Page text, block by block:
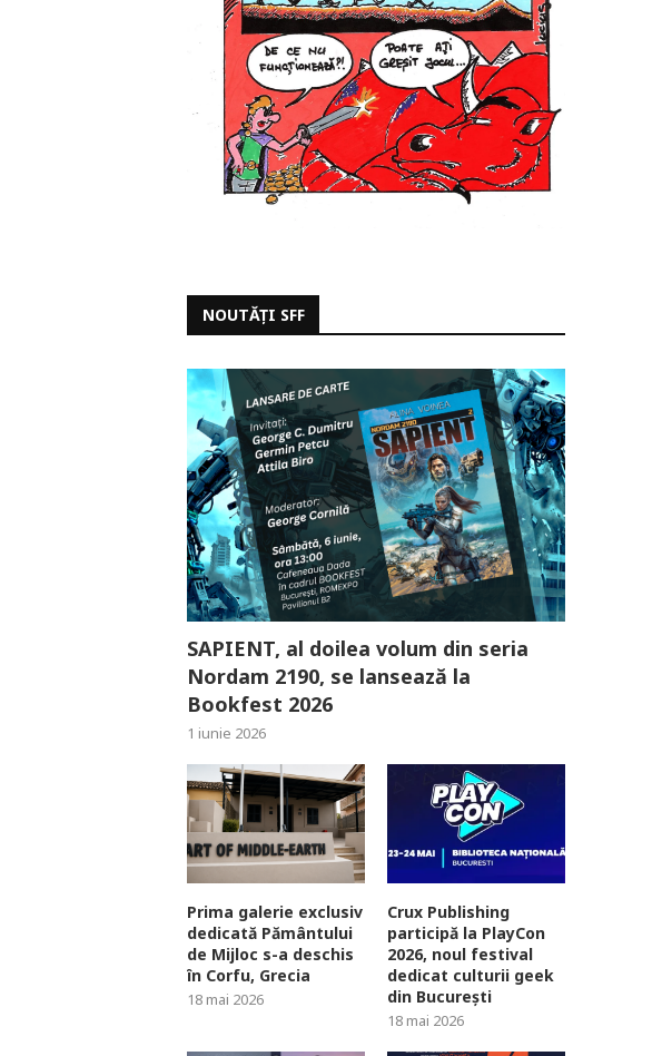
NOUTĂȚI SFF
SAPIENT, al doilea volum din seria
Nordam 2190, se lansează la
Bookfest 2026
1 iunie 2026
Prima galerie exclusiv
dedicată Pământului
de Mijloc s-a deschis
în Corfu, Grecia
18 mai 2026
Crux Publishing
participă la PlayCon
2026, noul festival
dedicat culturii geek
din București
18 mai 2026